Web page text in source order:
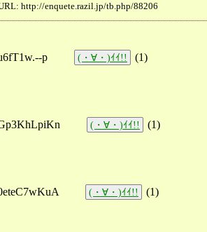
http://enquete.razil.jp/tb.php/88206
p (・∀・)ｲｲ!! (1)
(・∀・)ｲｲ!! (1)
(・∀・)ｲｲ!! (1)